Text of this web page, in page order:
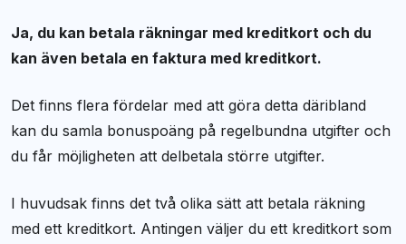
Ja, du kan betala räkningar med kreditkort och du
kan även betala en faktura med kreditkort.
Det finns flera fördelar med att göra detta däribland
kan du samla bonuspoäng på regelbundna utgifter och
du får möjligheten att delbetala större utgifter.
I huvudsak finns det två olika sätt att betala räkning
med ett kreditkort. Antingen väljer du ett kreditkort som